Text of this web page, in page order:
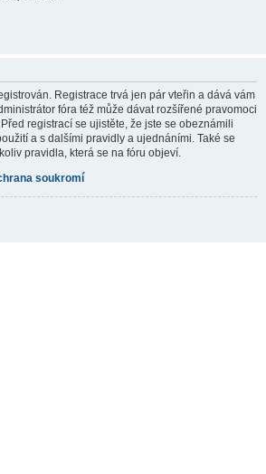
Registrace trvá jen pár vteřin a dává vám
fóra též může dávat rozšířené pravomoci
registrací se ujistěte, že jste se obeznámili
a s dalšími pravidly a ujednáními. Také se
pravidla, která se na fóru objeví.
soukromí